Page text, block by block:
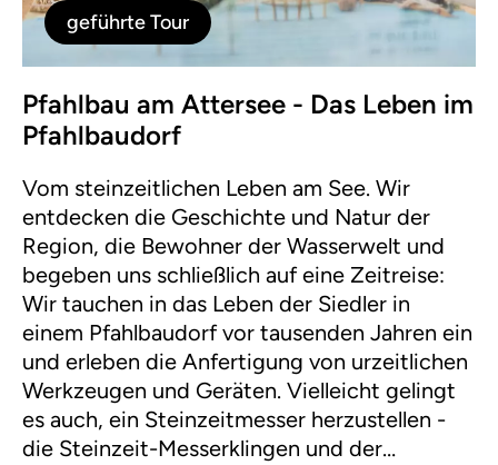
geführte Tour
Pfahlbau am Attersee - Das Leben im
Pfahlbaudorf
Vom steinzeitlichen Leben am See. Wir
entdecken die Geschichte und Natur der
Region, die Bewohner der Wasserwelt und
begeben uns schließlich auf eine Zeitreise:
Wir tauchen in das Leben der Siedler in
einem Pfahlbaudorf vor tausenden Jahren ein
und erleben die Anfertigung von urzeitlichen
Werkzeugen und Geräten. Vielleicht gelingt
es auch, ein Steinzeitmesser herzustellen -
die Steinzeit-Messerklingen und der